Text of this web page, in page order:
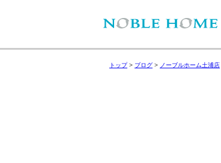
トップ> ブログ > ノーブルホーム土浦店